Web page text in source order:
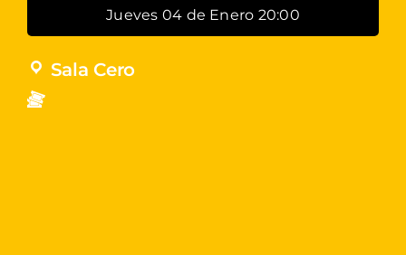
Jueves 04 de Enero 20:00
Sala Cero